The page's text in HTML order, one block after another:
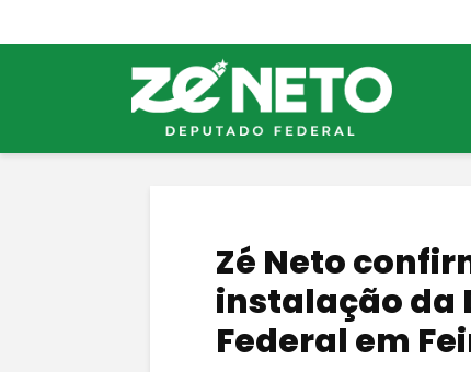
Zé Neto
instalação da
Federal em